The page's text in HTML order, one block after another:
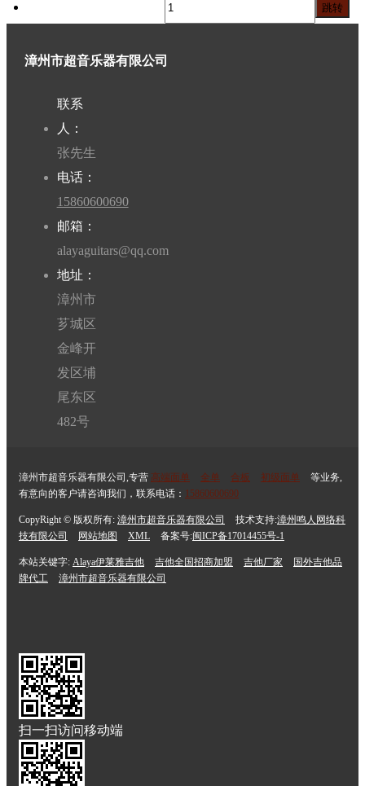
跳转
漳州市超音乐器有限公司
联系
人：
张先生
电话：
15860600690
邮箱：
alayaguitars@qq.com
地址：
漳州市
芗城区
金峰开
发区埔
尾东区
482号
漳州市超音乐器有限公司,专营 高端面单 全单 合板 初级面单
等业务,
有意向的客户请咨询我们，联系电话： 15860600690
CopyRight © 版权所有: 漳州市超音乐器有限公司 技术支持:漳州鸣人网络科
技有限公司
网站地图 XML 备案号:闽ICP备17014455号-1
本站关键字: Alaya伊莱雅吉他 吉他全国招商加盟 吉他厂家
国外吉他品
牌代工
漳州市超音乐器有限公司
扫一扫访问移动端